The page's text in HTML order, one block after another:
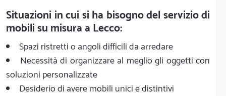
Situazioni in cui si ha bisogno del servizio di
mobili su misura a Lecco:
Spazi ristretti o angoli difficili da arredare
Necessità di organizzare al meglio gli oggetti con
soluzioni personalizzate
Desiderio di avere mobili unici e distintivi